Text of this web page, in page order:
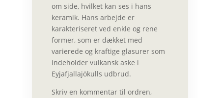
om side, hvilket kan ses i hans
keramik. Hans arbejde er
karakteriseret ved enkle og rene
former, som er dækket med
varierede og kraftige glasurer som
indeholder vulkansk aske i
Eyjafjallajökulls udbrud.
Skriv en kommentar til ordren,